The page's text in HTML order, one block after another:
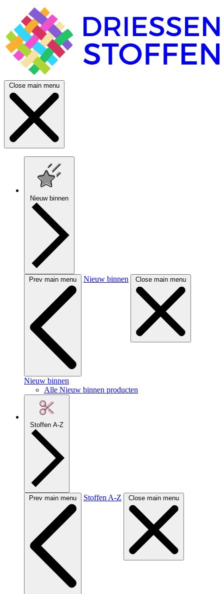
Close main menu
Nieuw binnen
Prev main menu Nieuw binnen Close main menu
Nieuw binnen
Alle Nieuw binnen producten
Stoffen A-Z
Prev main menu Stoffen A-Z Close main menu